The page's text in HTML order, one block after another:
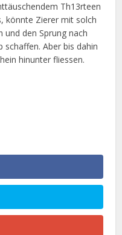
Th13rteen
könnte Zierer mit solch
und den Sprung nach
schaffen. Aber bis dahin
hinunter fliessen.